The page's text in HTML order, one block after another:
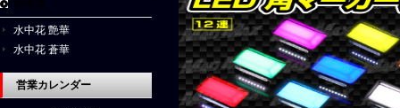
水中花 艶華
水中花 蒼華
営業カレンダー